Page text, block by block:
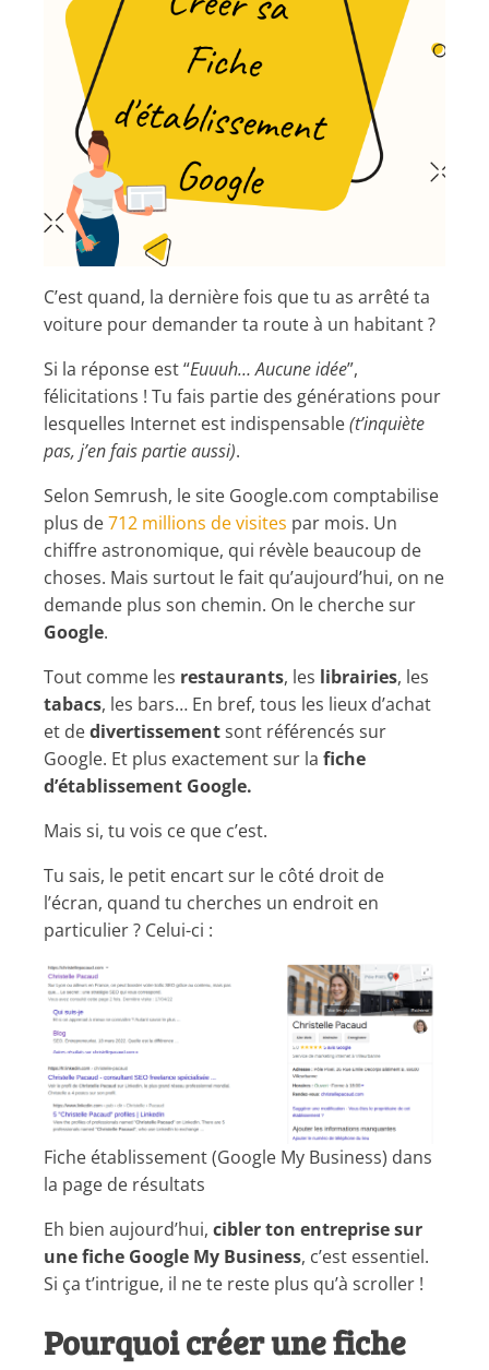
C’est quand, la dernière fois que tu as arrêté ta
voiture pour demander ta route à un habitant ?
Si la réponse est “Euuuh… Aucune idée”,
félicitations ! Tu fais partie des générations pour
lesquelles Internet est indispensable(t’inquiète
pas, j’en fais partie aussi).
Selon Semrush, le site Google.com comptabilise
plus de712 millions de visites par mois. Un
chiffre astronomique, qui révèle beaucoup de
choses. Mais surtout le fait qu’aujourd’hui, on ne
demande plus son chemin. On le cherche sur
Google.
Tout comme les restaurants, les librairies, les
tabacs, les bars… En bref, tous les lieux d’achat
et dedivertissementsont référencés sur
Google. Et plus exactement sur la fiche
d’établissement Google.
Mais si, tu vois ce que c’est.
Tu sais, le petit encart sur le côté droit de
l’écran, quand tu cherches un endroit en
particulier ? Celui-ci :
Fiche établissement (Google My Business) dans
la page de résultats
Eh bien aujourd’hui, cibler ton entreprise sur
une fiche Google My Business, c’est essentiel.
Si ça t’intrigue, il ne te reste plus qu’à scroller !
Pourquoi créer une fiche